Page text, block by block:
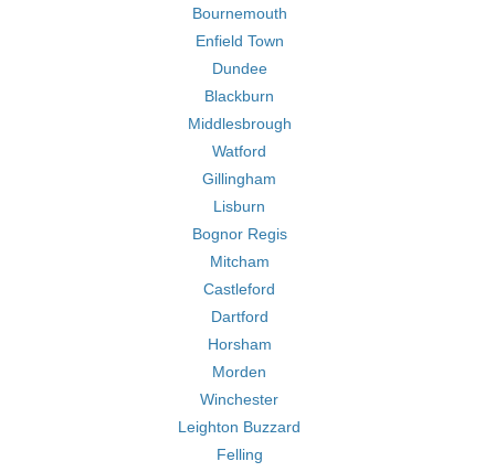
Bournemouth
Enfield Town
Dundee
Blackburn
Middlesbrough
Watford
Gillingham
Lisburn
Bognor Regis
Mitcham
Castleford
Dartford
Horsham
Morden
Winchester
Leighton Buzzard
Felling